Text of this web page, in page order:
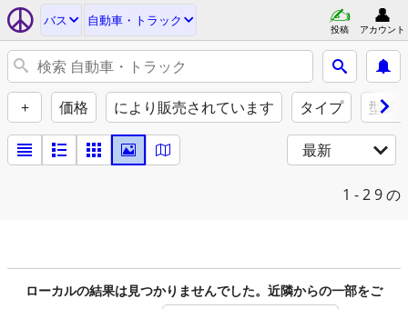
バス 自動車・トラック
投稿 アカウント
+ 価格 により販売されています タイプ 型式
最新
1 - 29 の
ローカルの結果は見つかりませんでした。近隣からの一部をご